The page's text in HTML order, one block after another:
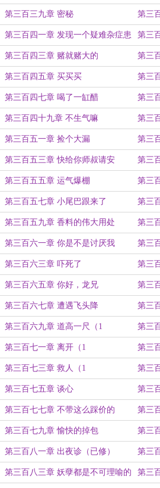
第三百三九章 密秘 第三
第三百四一章 发现一个疑难杂症患
者
第三
第三百四三章 赌就赌大的 第三
第三百四五章 买买买 第三
第三百四七章 喝了一缸醋 第三
第三百四十九章 不生气嘛 第三
第三百五一章 捡个大漏 第三
第三百五三章 快给你师叔请安 第三
第三百五五章 运气爆棚 第三
第三百五七章 小尾巴跟来了 第三
第三百五九章 香料的伟大用处 第三
第三百六一章 你是不是讨厌我 第三
第三百六三章 吓死了 第三
第三百六五章 你好，龙兄 第三
第三百六七章 遭遇飞头降 第三
第三百六九章 道高一尺（1 第三
第三百七一章 离开（1 第三
第三百七三章 救人（1 第三
第三百七五章 谈心 第三
第三百七七章 不带这么踩价的 第三
第三百七九章 愉快的掉包 第三
第三百八一章 出夜诊（已修） 第三
第三百八三章 妖孽都是不可理喻的 第三